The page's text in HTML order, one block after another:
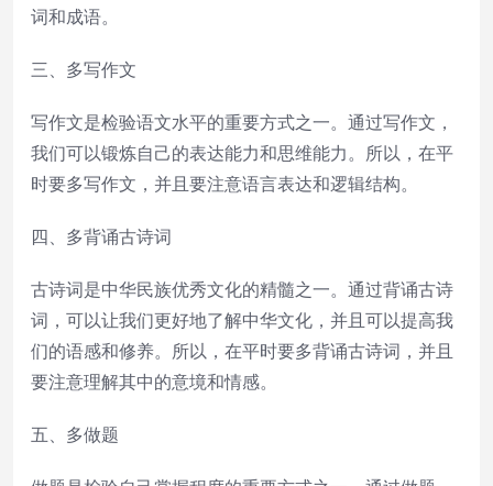
词和成语。
三、多写作文
写作文是检验语文水平的重要方式之一。通过写作文，
我们可以锻炼自己的表达能力和思维能力。所以，在平
时要多写作文，并且要注意语言表达和逻辑结构。
四、多背诵古诗词
古诗词是中华民族优秀文化的精髓之一。通过背诵古诗
词，可以让我们更好地了解中华文化，并且可以提高我
们的语感和修养。所以，在平时要多背诵古诗词，并且
要注意理解其中的意境和情感。
五、多做题